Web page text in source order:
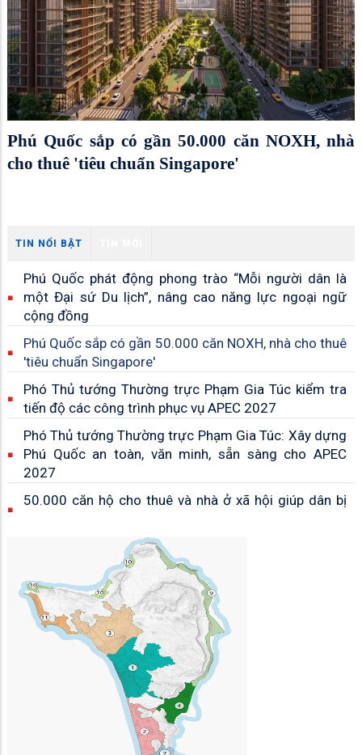
Phú Quốc sắp có gần 50.000 căn NOXH, nhà
cho thuê 'tiêu chuẩn Singapore'
TIN NỔI BẬT
Phú Quốc phát động phong trào “Mỗi người dân là
một Đại sứ Du lịch”, nâng cao năng lực ngoại ngữ
cộng đồng
Phú Quốc sắp có gần 50.000 căn NOXH, nhà cho thuê
'tiêu chuẩn Singapore'
Phó Thủ tướng Thường trực Phạm Gia Túc kiểm tra
tiến độ các công trình phục vụ APEC 2027
Phó Thủ tướng Thường trực Phạm Gia Túc: Xây dựng
Phú Quốc an toàn, văn minh, sẵn sàng cho APEC
2027
50.000 căn hộ cho thuê và nhà ở xã hội giúp dân bị
Phó Bí thư Tỉnh ủy Đinh Văn Nơi thăm, động viên kỹ
sư, công nhân thi công dự án sân bay Phú Quốc
Tăng cường quản lý về ANTT, đất đai, xây dựng tại
Phú Quốc